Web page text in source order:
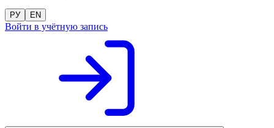
РУ EN
Войти в учётную запись